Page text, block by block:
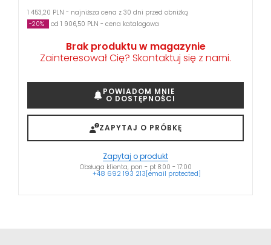
1 453,20 PLN - najniższa cena z 30 dni przed obniżką
-20%
od 1 906,50 PLN - cena katalogowa
Brak produktu w magazynie
Zainteresował Cię? Skontaktuj się z nami.
POWIADOM MNIE
O DOSTĘPNOŚCI
ZAPYTAJ O PRÓBKĘ
Zapytaj o produkt
Obsługa klienta, pon - pt 8:00 - 17:00
+48 692 193 213[email protected]